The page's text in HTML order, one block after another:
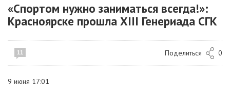
«Спортом нужно заниматься всегда!»:
Красноярске прошла XIII Генериада СГК
11 Поделиться 0
9 июня 17:01